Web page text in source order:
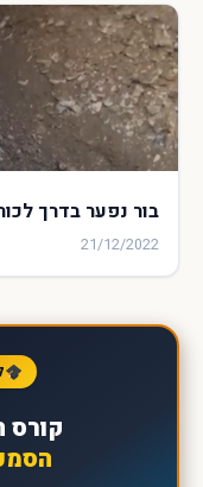
בור נפער בדרך
21/12/2022
קורס